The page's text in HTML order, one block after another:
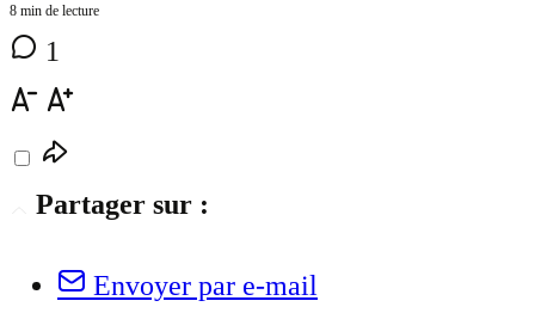
8 min de lecture
1
Partager sur :
Envoyer par e-mail